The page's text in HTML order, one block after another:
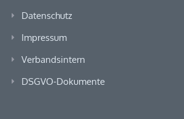
Datenschutz
Impressum
Verbandsintern
DSGVO-Dokumente